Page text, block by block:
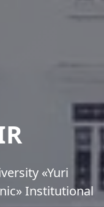
«Yuri
Institutional